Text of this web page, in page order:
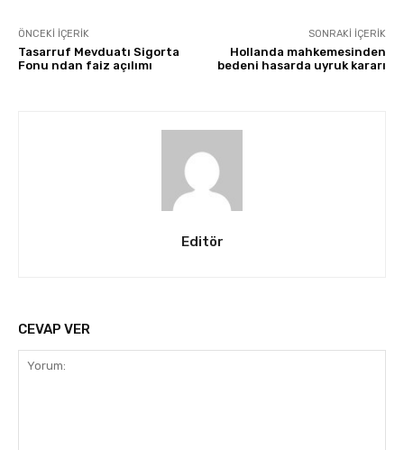
ÖNCEKI İÇERIK
Tasarruf Mevduatı Sigorta
Fonu ndan faiz açılımı
SONRAKI İÇERIK
Hollanda mahkemesinden
bedeni hasarda uyruk kararı
Editör
CEVAP VER